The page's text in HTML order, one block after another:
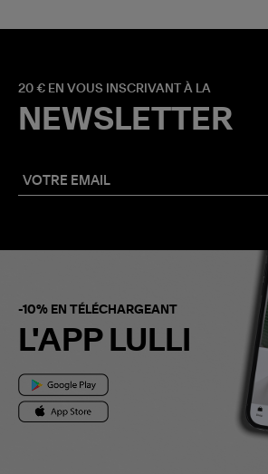
20 € EN VOUS INSCRIVANT À LA
NEWSLETTER
-10% EN TÉLÉCHARGEANT
L'APP LULLI